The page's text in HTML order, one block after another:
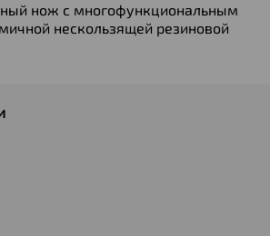
нож с многофункциональным
нескользящей резиновой